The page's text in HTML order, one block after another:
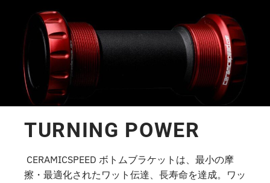
TURNING POWER
CERAMICSPEED ボトムブラケットは、最小の摩
擦・最適化されたワット伝達、長寿命を達成。ワッ